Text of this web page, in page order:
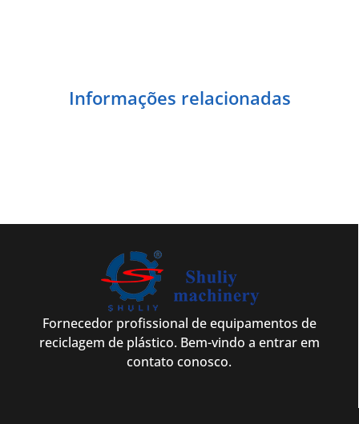
Informações relacionadas
Fornecedor profissional de equipamentos de
reciclagem de plástico. Bem-vindo a entrar em
contato conosco.